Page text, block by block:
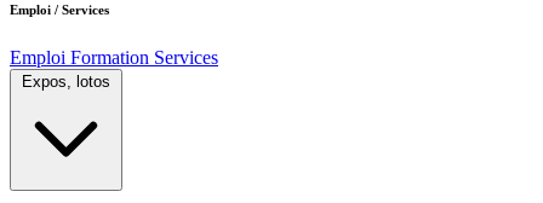
Emploi / Services
Emploi Formation Services
Expos, lotos